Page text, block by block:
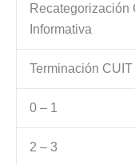
Recategorización
Informativa
Terminación CUIT
0 – 1
2 – 3